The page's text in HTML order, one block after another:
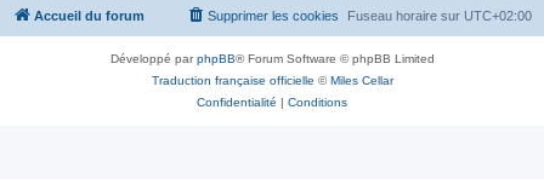
Accueil du forum Fuseau horaire sur UTC+02:00
Supprimer les cookies
Développé parphpBB® Forum Software © phpBB Limited
Traduction française officielle ©Miles Cellar
Confidentialité | Conditions